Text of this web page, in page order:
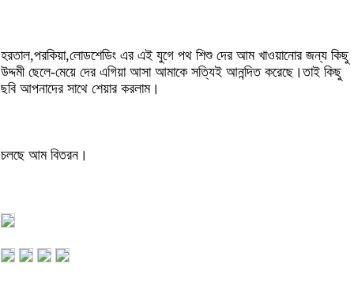
হরতাল,পরকিয়া,লোডশেডিং এর এই যুগে পথ শিশু দের আম খাওয়ানোর জন্য কিছু
উদ্দমী ছেলে-মেয়ে দের এগিয়া আসা আমাকে সত্যিই আনন্দিত করেছে।তাই কিছু
ছবি আপনাদের সাথে শেয়ার করলাম।
চলছে আম বিতরন।